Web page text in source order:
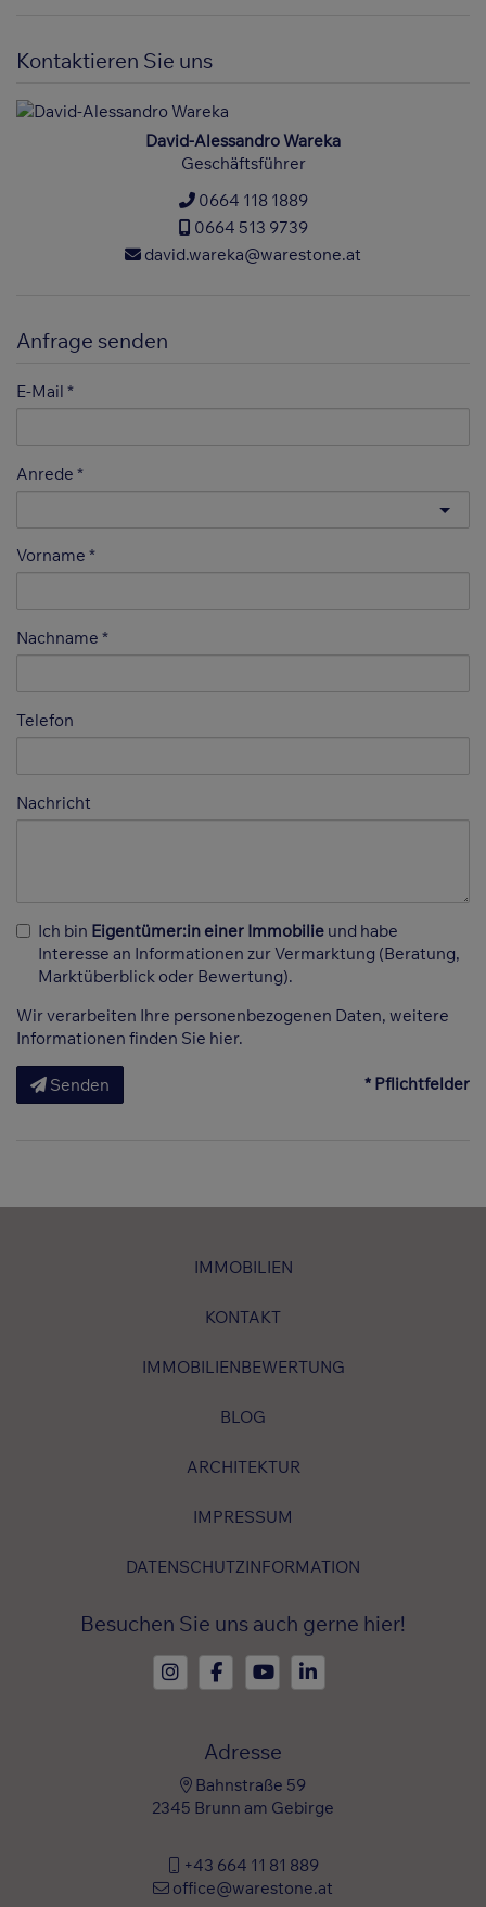
Kontaktieren Sie uns
David-Alessandro Wareka
Geschäftsführer
0664 118 1889
0664 513 9739
david.wareka@warestone.at
Anfrage senden
E-Mail
Anrede
Vorname
Nachname
Telefon
Nachricht
Ich bin Eigentümer:in einer Immobilie und habe
Interesse an Informationen zur Vermarktung (Beratung,
Marktüberblick oder Bewertung).
Wir verarbeiten Ihre personenbezogenen Daten, weitere
Informationen finden Sie hier.
Senden * Pflichtfelder
IMMOBILIEN
KONTAKT
IMMOBILIENBEWERTUNG
BLOG
ARCHITEKTUR
IMPRESSUM
DATENSCHUTZINFORMATION
Besuchen Sie uns auch gerne hier!
Adresse
Bahnstraße 59
2345 Brunn am Gebirge
+43 664 11 81 889
office@warestone.at